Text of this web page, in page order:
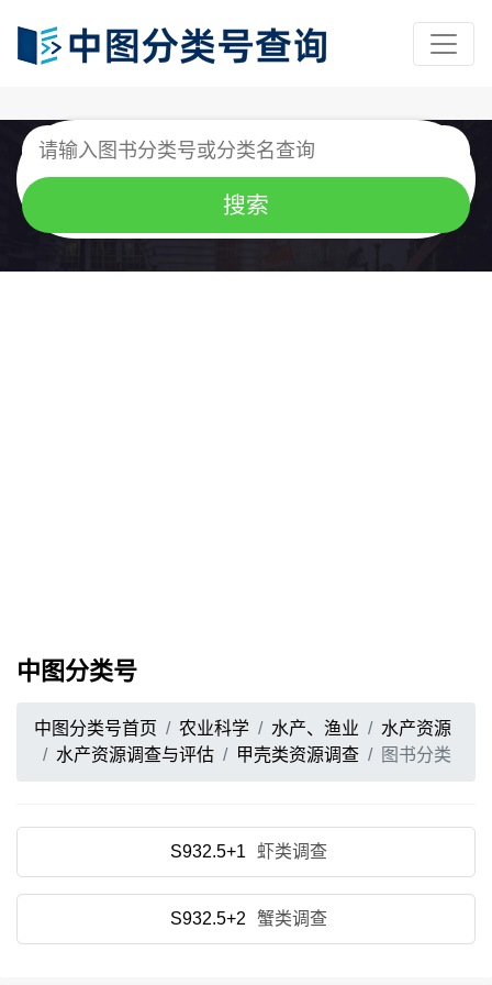
中图分类号
中图分类号首页 农业科学 水产、渔业
水产资源
水产资源调查与评估
甲壳类资源调查 图书分类
S932.5+1 虾类调查
S932.5+2 蟹类调查